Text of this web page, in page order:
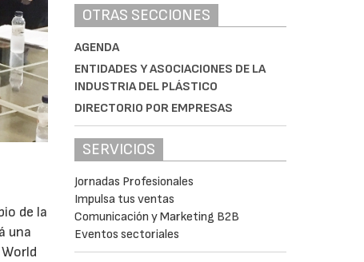
de la
una
OTRAS SECCIONES
AGENDA
ENTIDADES Y ASOCIACIONES DE LA
INDUSTRIA DEL PLÁSTICO
DIRECTORIO POR EMPRESAS
SERVICIOS
Jornadas Profesionales
Impulsa tus ventas
Comunicación y Marketing B2B
Eventos sectoriales